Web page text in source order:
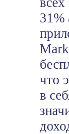
31%
что
в